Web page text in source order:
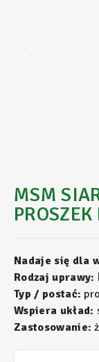
MSM
PROSZEK
Nadaje się dla
Rodzaj uprawy:
Typ / postać:
Wspiera układ:
Zastosowanie: